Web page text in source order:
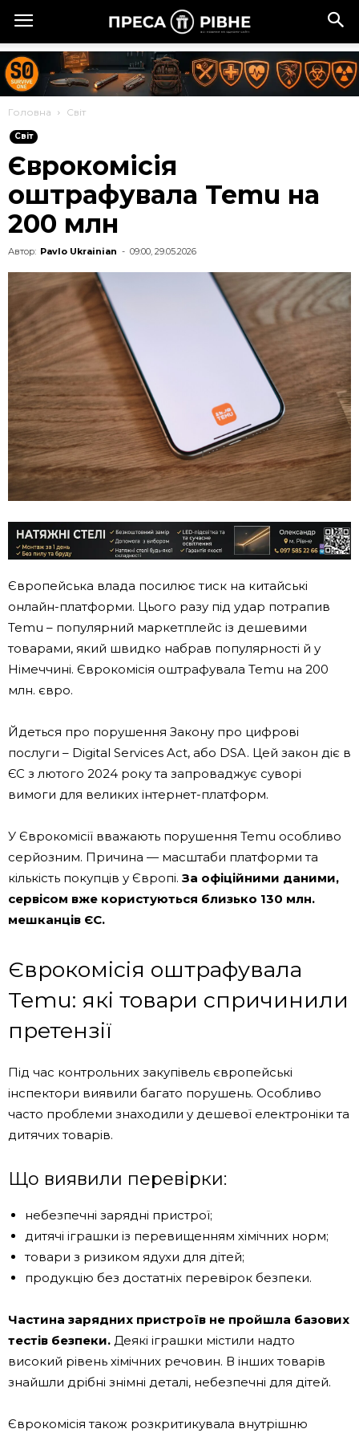
Головна Cвіт
Cвіт
Єврокомісія
оштрафувала Temu на
200 млн
Автор: Pavlo Ukrainian - 09:00, 29.05.2026
Європейська влада посилює тиск на китайські
онлайн-платформи. Цього разу під удар потрапив
Temu – популярний маркетплейс із дешевими
товарами, який швидко набрав популярності й у
Німеччині. Єврокомісія оштрафувала Temu на 200
млн. євро.
Йдеться про порушення Закону про цифрові
послуги – Digital Services Act, або DSA. Цей закон діє в
ЄС з лютого 2024 року та запроваджує суворі
вимоги для великих інтернет-платформ.
У Єврокомісії вважають порушення Temu особливо
серйозним. Причина — масштаби платформи та
кількість покупців у Європі. За офіційними даними,
сервісом вже користуються близько 130 млн.
мешканців ЄС.
Єврокомісія оштрафувала
Temu: які товари спричинили
претензії
Під час контрольних закупівель європейські
інспектори виявили багато порушень. Особливо
часто проблеми знаходили у дешевої електроніки та
дитячих товарів.
Що виявили перевірки:
небезпечні зарядні пристрої;
дитячі іграшки із перевищенням хімічних норм;
товари з ризиком ядухи для дітей;
продукцію без достатніх перевірок безпеки.
Частина зарядних пристроїв не пройшла базових
тестів безпеки. Деякі іграшки містили надто
високий рівень хімічних речовин. В інших товарів
знайшли дрібні знімні деталі, небезпечні для дітей.
Єврокомісія також розкритикувала внутрішню